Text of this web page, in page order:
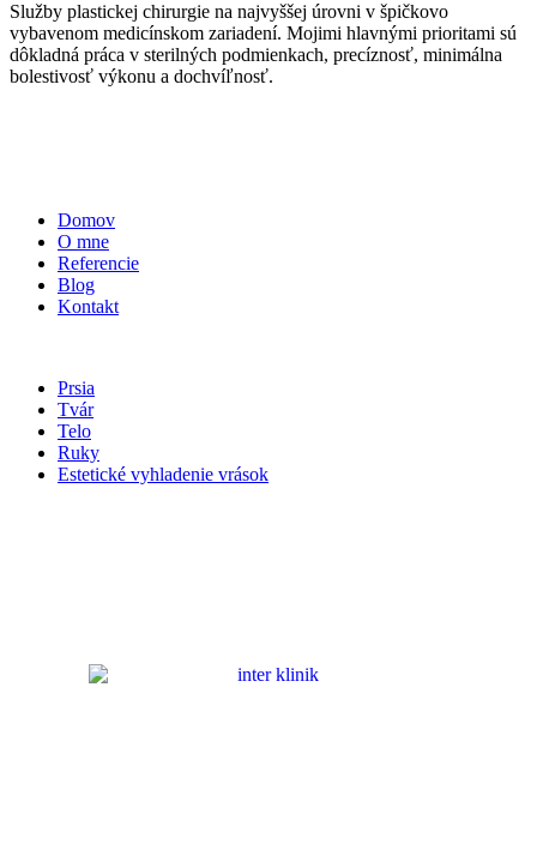
Služby plastickej chirurgie na najvyššej úrovni v špičkovo
vybavenom medicínskom zariadení. Mojimi hlavnými prioritami sú
dôkladná práca v sterilných podmienkach, precíznosť, minimálna
bolestivosť výkonu a dochvíľnosť.
Domov
O mne
Referencie
Blog
Kontakt
Prsia
Tvár
Telo
Ruky
Estetické vyhladenie vrások